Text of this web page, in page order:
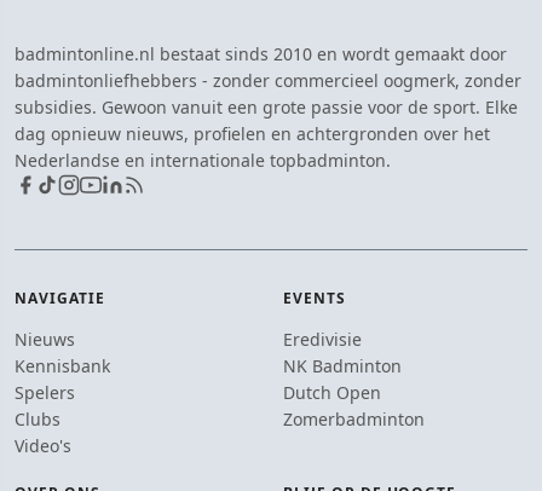
badmintonline.nl bestaat sinds 2010 en wordt gemaakt door
badmintonliefhebbers - zonder commercieel oogmerk, zonder
subsidies. Gewoon vanuit een grote passie voor de sport. Elke
dag opnieuw nieuws, profielen en achtergronden over het
Nederlandse en internationale topbadminton.
NAVIGATIE
Nieuws
Kennisbank
Spelers
Clubs
Video's
EVENTS
Eredivisie
NK Badminton
Dutch Open
Zomerbadminton